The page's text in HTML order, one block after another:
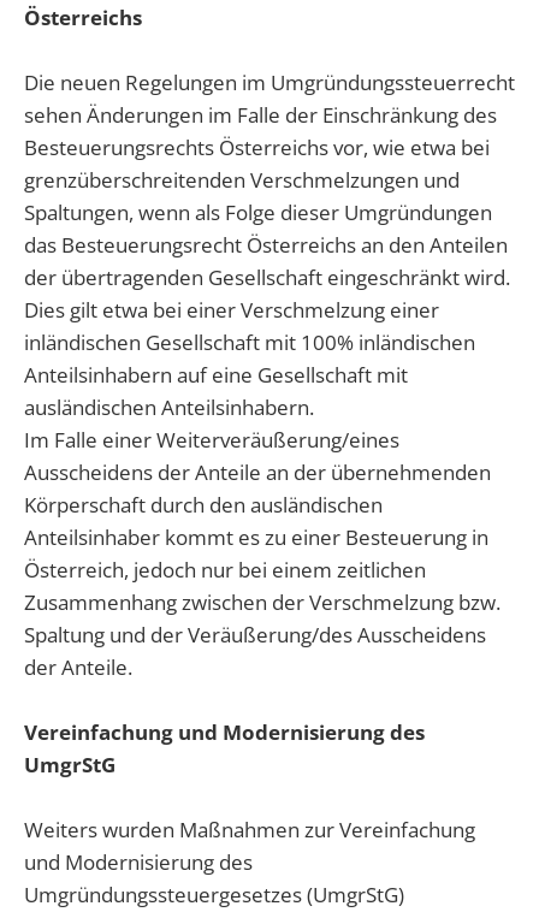
Österreichs
Die neuen Regelungen im Umgründungssteuerrecht
sehen Änderungen im Falle der Einschränkung des
Besteuerungsrechts Österreichs vor, wie etwa bei
grenzüberschreitenden Verschmelzungen und
Spaltungen, wenn als Folge dieser Umgründungen
das Besteuerungsrecht Österreichs an den Anteilen
der übertragenden Gesellschaft eingeschränkt wird.
Dies gilt etwa bei einer Verschmelzung einer
inländischen Gesellschaft mit 100% inländischen
Anteilsinhabern auf eine Gesellschaft mit
ausländischen Anteilsinhabern.
Im Falle einer Weiterveräußerung/eines
Ausscheidens der Anteile an der übernehmenden
Körperschaft durch den ausländischen
Anteilsinhaber kommt es zu einer Besteuerung in
Österreich, jedoch nur bei einem zeitlichen
Zusammenhang zwischen der Verschmelzung bzw.
Spaltung und der Veräußerung/des Ausscheidens
der Anteile.
Vereinfachung und Modernisierung des
UmgrStG
Weiters wurden Maßnahmen zur Vereinfachung
und Modernisierung des
Umgründungssteuergesetzes (UmgrStG)